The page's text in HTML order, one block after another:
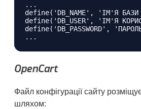
...
define('DB_NAME', 'ІМ'Я
define('DB_USER', 'ІМ'Я
define('DB_PASSWORD',
OpenCart
Файл конфігурації сайту
шляхом: